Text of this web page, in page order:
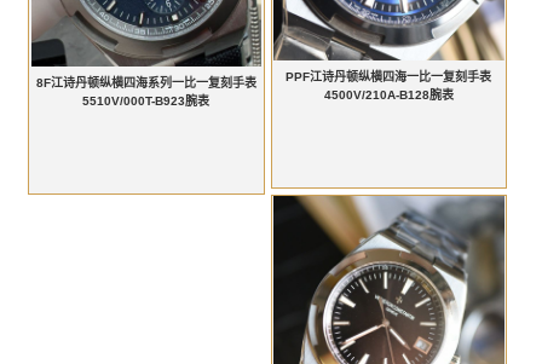
8F江诗丹顿纵横四海系列一比一复刻手表
5510V/000T-B923腕表
PPF江诗丹顿纵横四海一比一复刻手表
4500V/210A-B128腕表